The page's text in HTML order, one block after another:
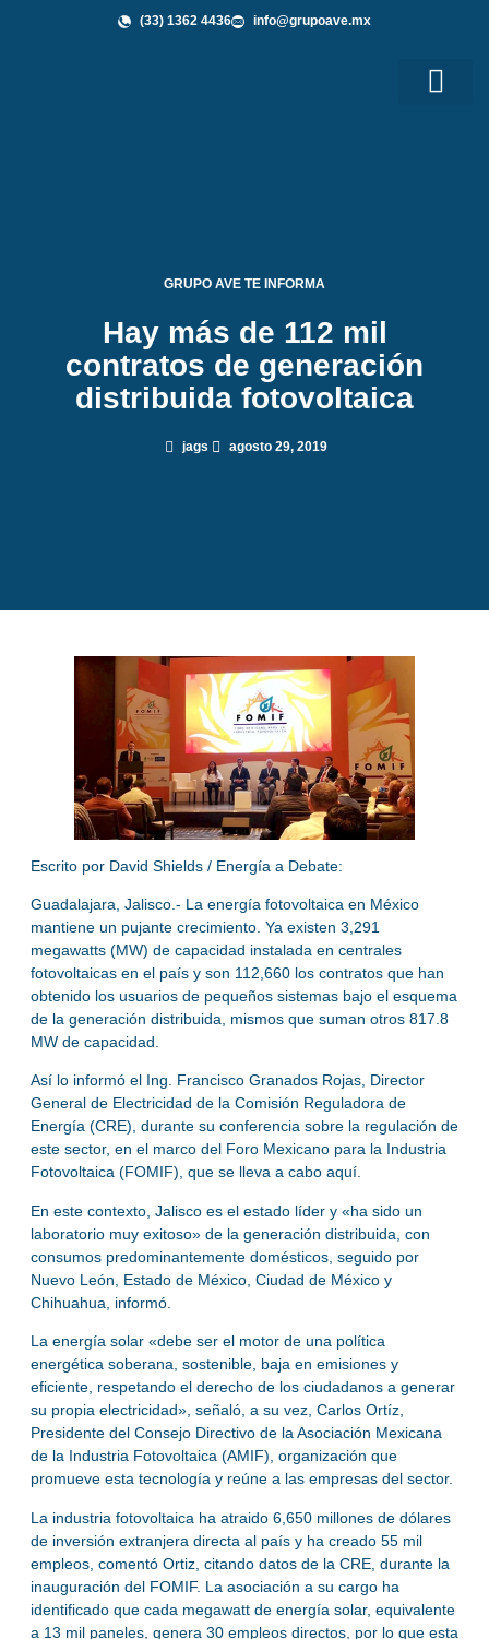
(33) 1362 4436 info@grupoave.mx
GRUPO AVE TE INFORMA
Hay más de 112 mil
contratos de generación
distribuida fotovoltaica
jags agosto 29, 2019
Escrito por David Shields / Energía a Debate:
Guadalajara, Jalisco.- La energía fotovoltaica en México
mantiene un pujante crecimiento. Ya existen 3,291
megawatts (MW) de capacidad instalada en centrales
fotovoltaicas en el país y son 112,660 los contratos que han
obtenido los usuarios de pequeños sistemas bajo el esquema
de la generación distribuida, mismos que suman otros 817.8
MW de capacidad.
Así lo informó el Ing. Francisco Granados Rojas, Director
General de Electricidad de la Comisión Reguladora de
Energía (CRE), durante su conferencia sobre la regulación de
este sector, en el marco del Foro Mexicano para la Industria
Fotovoltaica (FOMIF), que se lleva a cabo aquí.
En este contexto, Jalisco es el estado líder y «ha sido un
laboratorio muy exitoso» de la generación distribuida, con
consumos predominantemente domésticos, seguido por
Nuevo León, Estado de México, Ciudad de México y
Chihuahua, informó.
La energía solar «debe ser el motor de una política
energética soberana, sostenible, baja en emisiones y
eficiente, respetando el derecho de los ciudadanos a generar
su propia electricidad», señaló, a su vez, Carlos Ortíz,
Presidente del Consejo Directivo de la Asociación Mexicana
de la Industria Fotovoltaica (AMIF), organización que
promueve esta tecnología y reúne a las empresas del sector.
La industria fotovoltaica ha atraido 6,650 millones de dólares
de inversión extranjera directa al país y ha creado 55 mil
empleos, comentó Ortiz, citando datos de la CRE, durante la
inauguración del FOMIF. La asociación a su cargo ha
identificado que cada megawatt de energía solar, equivalente
a 13 mil paneles, genera 30 empleos directos, por lo que esta